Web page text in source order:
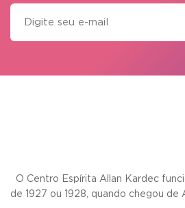
O Centro Espírita Allan Kardec
de 1927 ou 1928, quando chegou de